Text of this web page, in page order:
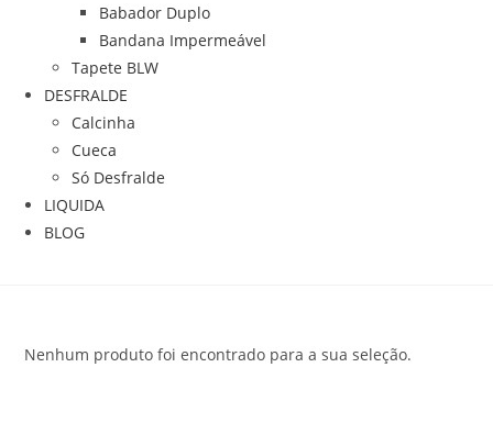
Babador Duplo
Bandana Impermeável
Tapete BLW
DESFRALDE
Calcinha
Cueca
Só Desfralde
LIQUIDA
BLOG
Nenhum produto foi encontrado para a sua seleção.